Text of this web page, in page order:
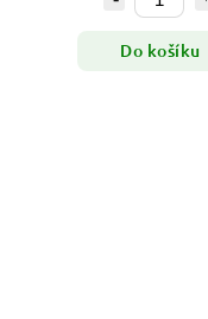
Do košíku